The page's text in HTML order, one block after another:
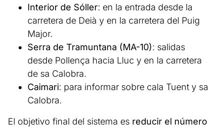
Interior de Sóller: en la entrada desde la
carretera de Deià y en la carretera del Puig
Major.
Serra de Tramuntana (MA-10): salidas
desde Pollença hacia Lluc y en la carretera
de sa Calobra.
Caimari: para informar sobre cala Tuent y sa
Calobra.
El objetivo final del sistema es reducir el número